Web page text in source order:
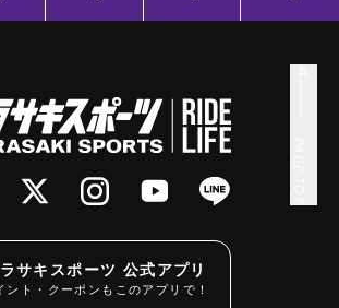
サキスポーツ 公式アプリ
ント・クーポンもこのアプリで！